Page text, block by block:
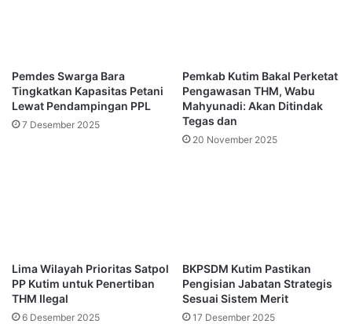
Pemdes Swarga Bara
Tingkatkan Kapasitas Petani
Lewat Pendampingan PPL
7 Desember 2025
Pemkab Kutim Bakal Perketat
Pengawasan THM, Wabu
Mahyunadi: Akan Ditindak
Tegas dan
20 November 2025
Lima Wilayah Prioritas Satpol
PP Kutim untuk Penertiban
THM Ilegal
6 Desember 2025
BKPSDM Kutim Pastikan
Pengisian Jabatan Strategis
Sesuai Sistem Merit
17 Desember 2025